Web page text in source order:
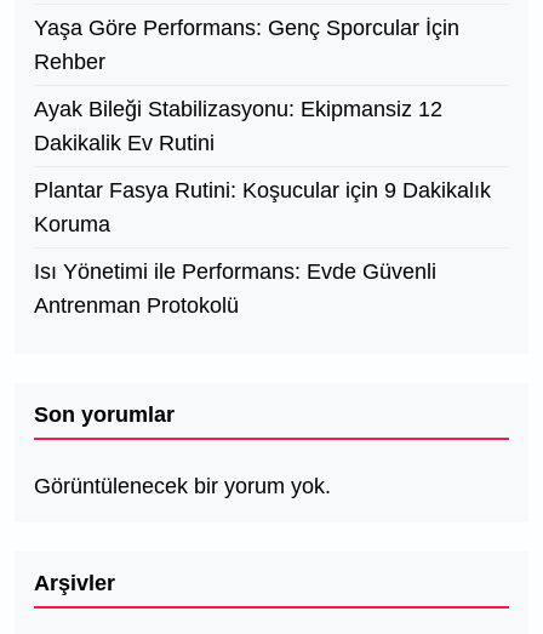
Yaşa Göre Performans: Genç Sporcular İçin
Rehber
Ayak Bileği Stabilizasyonu: Ekipmansiz 12
Dakikalik Ev Rutini
Plantar Fasya Rutini: Koşucular için 9 Dakikalık
Koruma
Isı Yönetimi ile Performans: Evde Güvenli
Antrenman Protokolü
Son yorumlar
Görüntülenecek bir yorum yok.
Arşivler